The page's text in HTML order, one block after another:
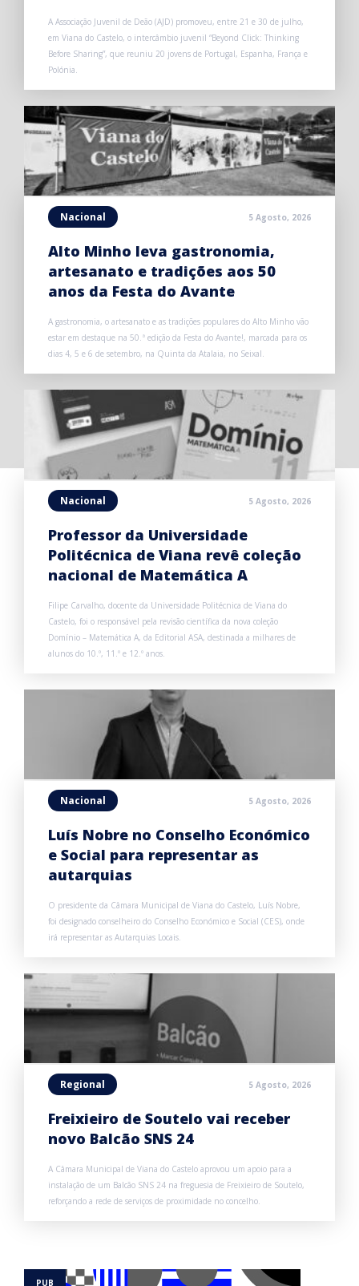
A Associação Juvenil de Deão (AJD) promoveu, entre 21 e 30 de julho,
em Viana do Castelo, o intercâmbio juvenil “Beyond Click: Thinking
Before Sharing”, que reuniu 20 jovens de Portugal, Espanha, França e
Polónia.
Nacional 5 Agosto, 2026
Alto Minho leva gastronomia,
artesanato e tradições aos 50
anos da Festa do Avante
A gastronomia, o artesanato e as tradições populares do Alto Minho vão
estar em destaque na 50.ª edição da Festa do Avante!, marcada para os
dias 4, 5 e 6 de setembro, na Quinta da Atalaia, no Seixal.
Nacional 5 Agosto, 2026
Professor da Universidade
Politécnica de Viana revê coleção
nacional de Matemática A
Filipe Carvalho, docente da Universidade Politécnica de Viana do
Castelo, foi o responsável pela revisão científica da nova coleção
Domínio – Matemática A, da Editorial ASA, destinada a milhares de
alunos do 10.º, 11.º e 12.º anos.
Nacional 5 Agosto, 2026
Luís Nobre no Conselho Económico
e Social para representar as
autarquias
O presidente da Câmara Municipal de Viana do Castelo, Luís Nobre,
foi designado conselheiro do Conselho Económico e Social (CES), onde
irá representar as Autarquias Locais.
Regional 5 Agosto, 2026
Freixieiro de Soutelo vai receber
novo Balcão SNS 24
A Câmara Municipal de Viana do Castelo aprovou um apoio para a
instalação de um Balcão SNS 24 na freguesia de Freixieiro de Soutelo,
reforçando a rede de serviços de proximidade no concelho.